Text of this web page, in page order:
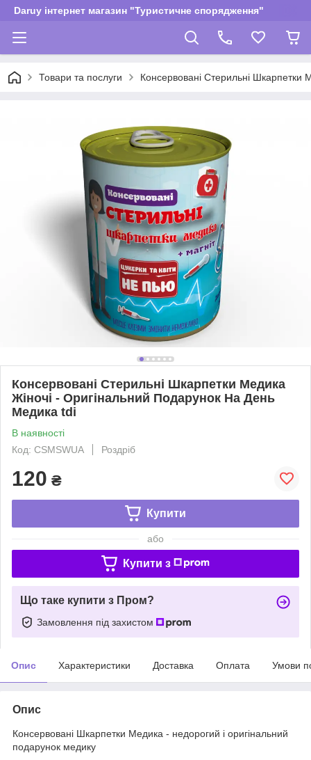
Daruy інтернет магазин "Туристичне спорядження"
Товари та послуги Консервовані Стерильні
Консервовані Стерильні Шкарпетки Медика
Жіночі - Оригінальний Подарунок На День
Медика tdi
В наявності
Код: CSMSWUA
Роздріб
120 ₴
Купити
або
Купити з
Що таке купити з Пром?
Замовлення під захистом
Опис Характеристики Доставка Оплата Умови
Опис
Консервовані Шкарпетки Медика - недорогий і оригінальний
подарунок медику